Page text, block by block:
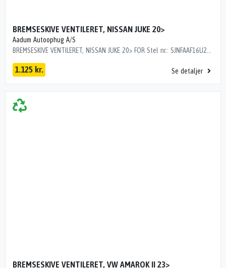
BREMSESKIVE VENTILERET, NISSAN JUKE 20>
Aadum Autoophug A/S
BREMSESKIVE VENTILERET, NISSAN JUKE 20> FOR Stel nr.: SJNFAAF16U2002851 Årgang: 2024 Del nr.: U20968 Dito nr.: 17223791 Stamkort nr.: SS0136 4020600Q3G 2 STK 4020600Q3G
1.125 kr. Se detaljer
BREMSESKIVE VENTILERET, VW AMAROK II 23>